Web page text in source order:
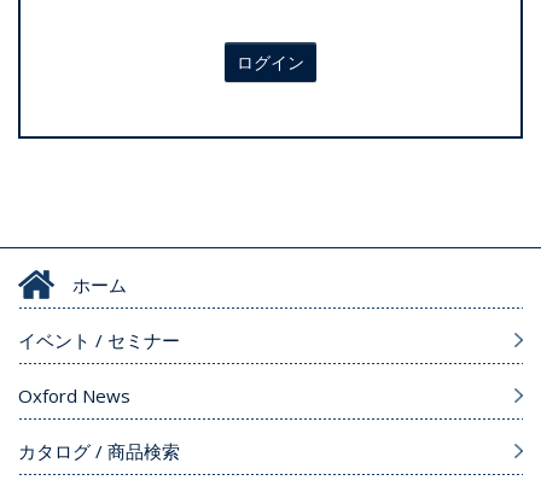
ログイン
ホーム
イベント / セミナー
Oxford News
カタログ / 商品検索